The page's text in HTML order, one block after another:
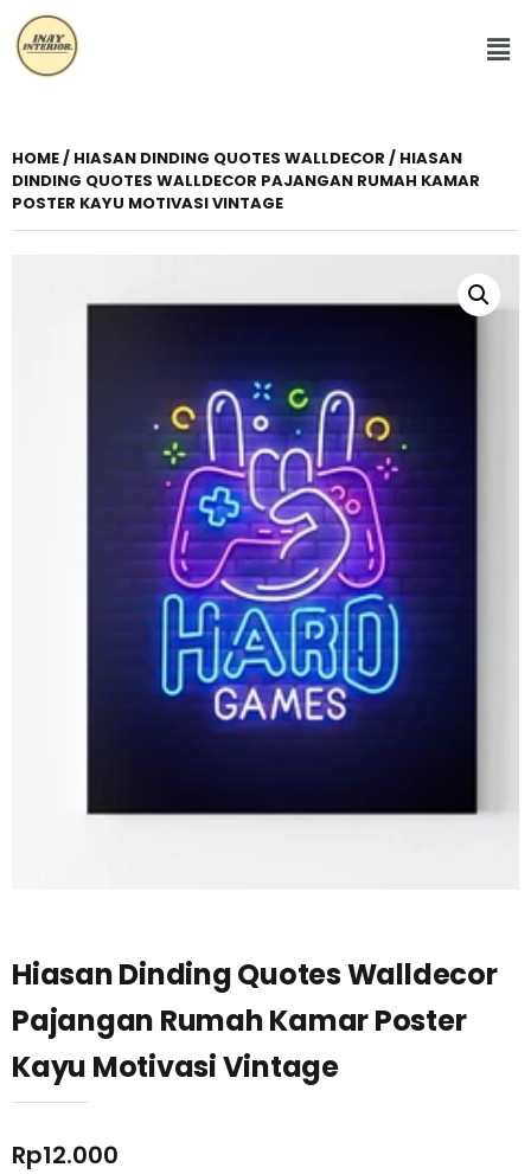
HOME/ HIASAN DINDING QUOTES WALLDECOR / HIASAN
DINDING QUOTES WALLDECOR PAJANGAN RUMAH KAMAR
POSTER KAYU MOTIVASI VINTAGE
Hiasan Dinding Quotes Walldecor
Pajangan Rumah Kamar Poster
Kayu Motivasi Vintage
Rp12.000